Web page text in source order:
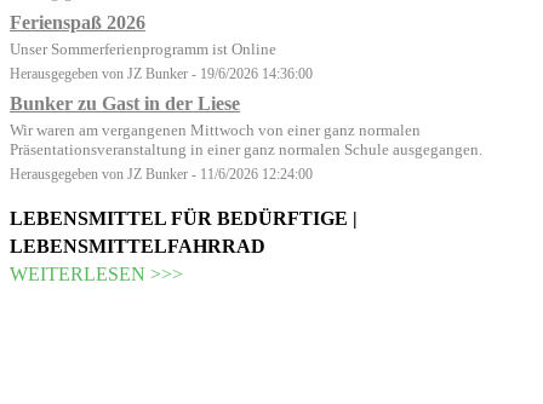
Ferienspaß 2026
Unser Sommerferienprogramm ist Online
Herausgegeben von JZ Bunker - 19/6/2026 14:36:00
Bunker zu Gast in der Liese
Wir waren am vergangenen Mittwoch von einer ganz normalen
Präsentationsveranstaltung in einer ganz normalen Schule ausgegangen.
Herausgegeben von JZ Bunker - 11/6/2026 12:24:00
LEBENSMITTEL FÜR BEDÜRFTIGE |
LEBENSMITTELFAHRRAD
WEITERLESEN >>>